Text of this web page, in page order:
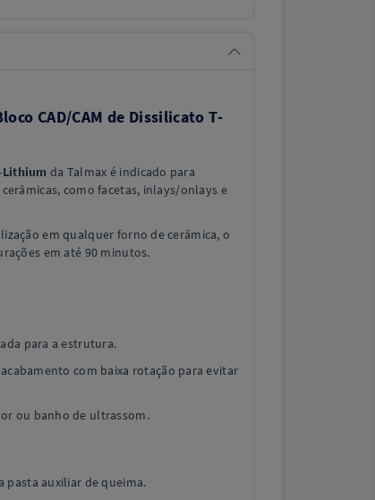
CAD/CAM de Dissilicato T-
Lithium da Talmax é indicado para
como facetas, inlays/onlays e
em qualquer forno de cerâmica, o
em até 90 minutos.
para a estrutura.
com baixa rotação para evitar
ou banho de ultrassom.
pasta auxiliar de queima.